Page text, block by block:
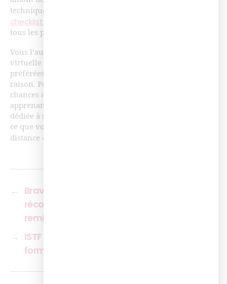
techniques. Pour vous aider, nous avons créé «
checklist de l’animateur de classe virtuelle
tous les points de vigilance à vérifier avant de se lancer.
Vous l’aurez compris, à bien des égards la classe
virtuelle peut se vanter d’être une des modalités
préférées des acteurs de la formation et ce n’est pas sans
raison. Pourtant, pour mettre de son côté toutes les
chances afin qu’elle soit aussi bien adoptée par les
apprenants que les formateurs, suivre une formation
dédiée à son animation peut s’avérer plus qu’utile. C’est
ce que vous découvrirez dans notre formation 100% à
distance «
← Bravo aux certifiés du 1er semestre 2019
récompensés lors de l’événement de
remise des diplômes
→ ISTF accompagne la digitalisation de la
formation de Malakoff Médéric Humanis